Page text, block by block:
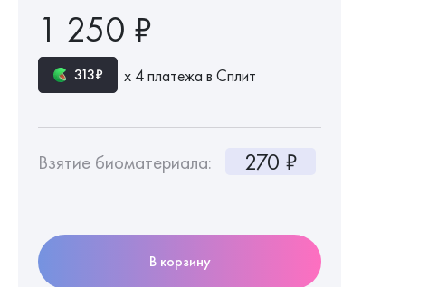
1 250 ₽
313₽ х 4 платежа в Сплит
Взятие биоматериала: 270 ₽
В корзину